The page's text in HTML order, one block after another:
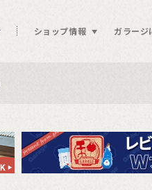
ショップ情報 ガラージ